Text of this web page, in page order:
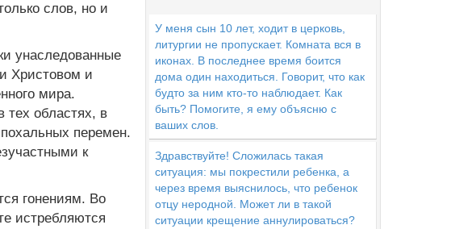
слов, но и
унаследованные
Христовом и
мира.
тех областях, в
перемен.
к
гонениям. Во
истребляются
У меня сын 10 лет, ходит в церковь,
литургии не пропускает. Комната вся в
иконах. В последнее время боится
дома один находиться. Говорит, что как
будто за ним кто-то наблюдает. Как
быть? Помогите, я ему объясню с
ваших слов.
Здравствуйте! Сложилась такая
ситуация: мы покрестили ребенка, а
через время выяснилось, что ребенок
отцу неродной. Может ли в такой
ситуации крещение аннулироваться?